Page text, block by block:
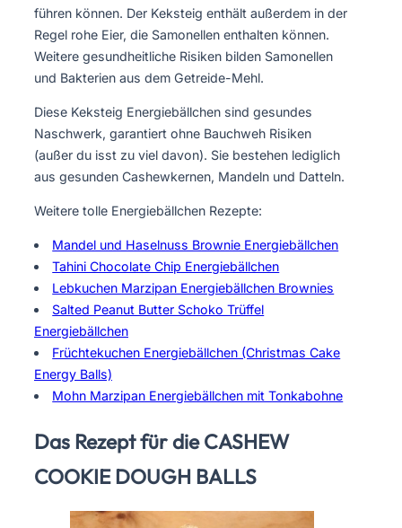
führen können. Der Keksteig enthält außerdem in der
Regel rohe Eier, die Samonellen enthalten können.
Weitere gesundheitliche Risiken bilden Samonellen
und Bakterien aus dem Getreide-Mehl.
Diese Keksteig Energiebällchen sind gesundes
Naschwerk, garantiert ohne Bauchweh Risiken
(außer du isst zu viel davon). Sie bestehen lediglich
aus gesunden Cashewkernen, Mandeln und Datteln.
Weitere tolle Energiebällchen Rezepte:
Mandel und Haselnuss Brownie Energiebällchen
Tahini Chocolate Chip Energiebällchen
Lebkuchen Marzipan Energiebällchen Brownies
Salted Peanut Butter Schoko Trüffel
Energiebällchen
Früchtekuchen Energiebällchen (Christmas Cake
Energy Balls)
Mohn Marzipan Energiebällchen mit Tonkabohne
Das Rezept für die CASHEW
COOKIE DOUGH BALLS